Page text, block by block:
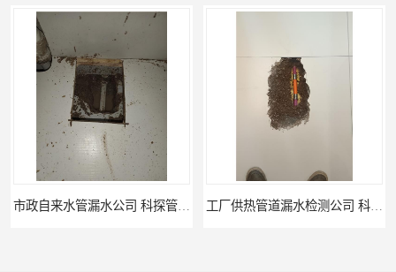
公司仪器测漏电话 科探管道工程